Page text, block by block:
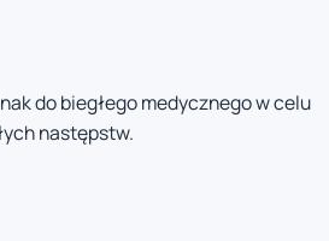
do biegłego medycznego w celu
następstw.